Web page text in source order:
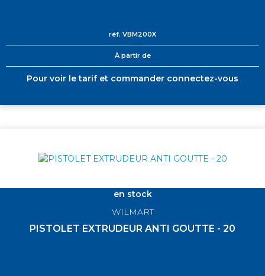
réf. VBM200X
À partir de
Pour voir le tarif et commander connectez-vous
en stock
WILMART
PISTOLET EXTRUDEUR ANTI GOUTTE - 20